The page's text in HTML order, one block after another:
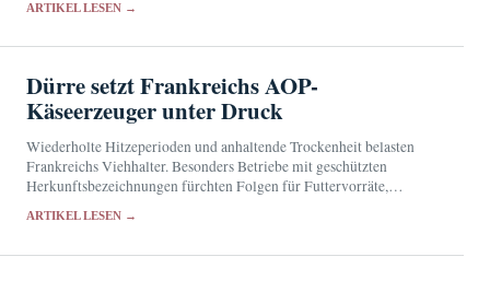
ARTIKEL LESEN →
Dürre setzt Frankreichs AOP-
Käseerzeuger unter Druck
Wiederholte Hitzeperioden und anhaltende Trockenheit belasten
Frankreichs Viehhalter. Besonders Betriebe mit geschützten
Herkunftsbezeichnungen fürchten Folgen für Futtervorräte,
ARTIKEL LESEN →